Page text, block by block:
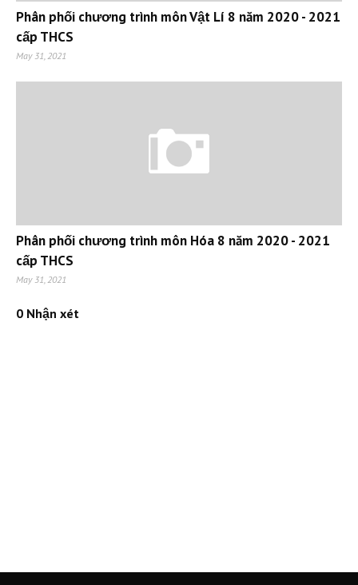
Phân phối chương trình môn Vật Lí 8 năm 2020 - 2021
cấp THCS
May 31, 2021
Phân phối chương trình môn Hóa 8 năm 2020 - 2021
cấp THCS
May 31, 2021
0 Nhận xét